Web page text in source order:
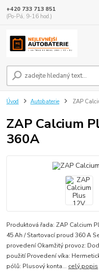
+420 733 713 851
(Po-Pá, 9-16 hod.)
Úvod Autobaterie ZAP
ZAP Calcium
360A
Produktová řada: ZAP Calcium
45 Ah / Startovací proud 360 A
provedení Okamžitý provoz:
použití Provedení víka:
pólů: Plusový konta... celý popis